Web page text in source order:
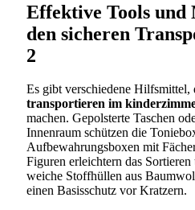
Effektive Tools und
den sicheren
2
Es gibt verschiedene Hilfsmittel,
transportieren im
machen. Gepolsterte Taschen
Innenraum schützen die
Aufbewahrungsboxen mit
Figuren erleichtern das
weiche Stoffhüllen aus
einen Basisschutz vor Kratzern.